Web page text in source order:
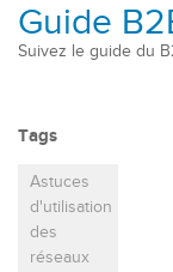
Guide
Suivez le guide du
Tags
Astuces
d'utilisation
des
réseaux